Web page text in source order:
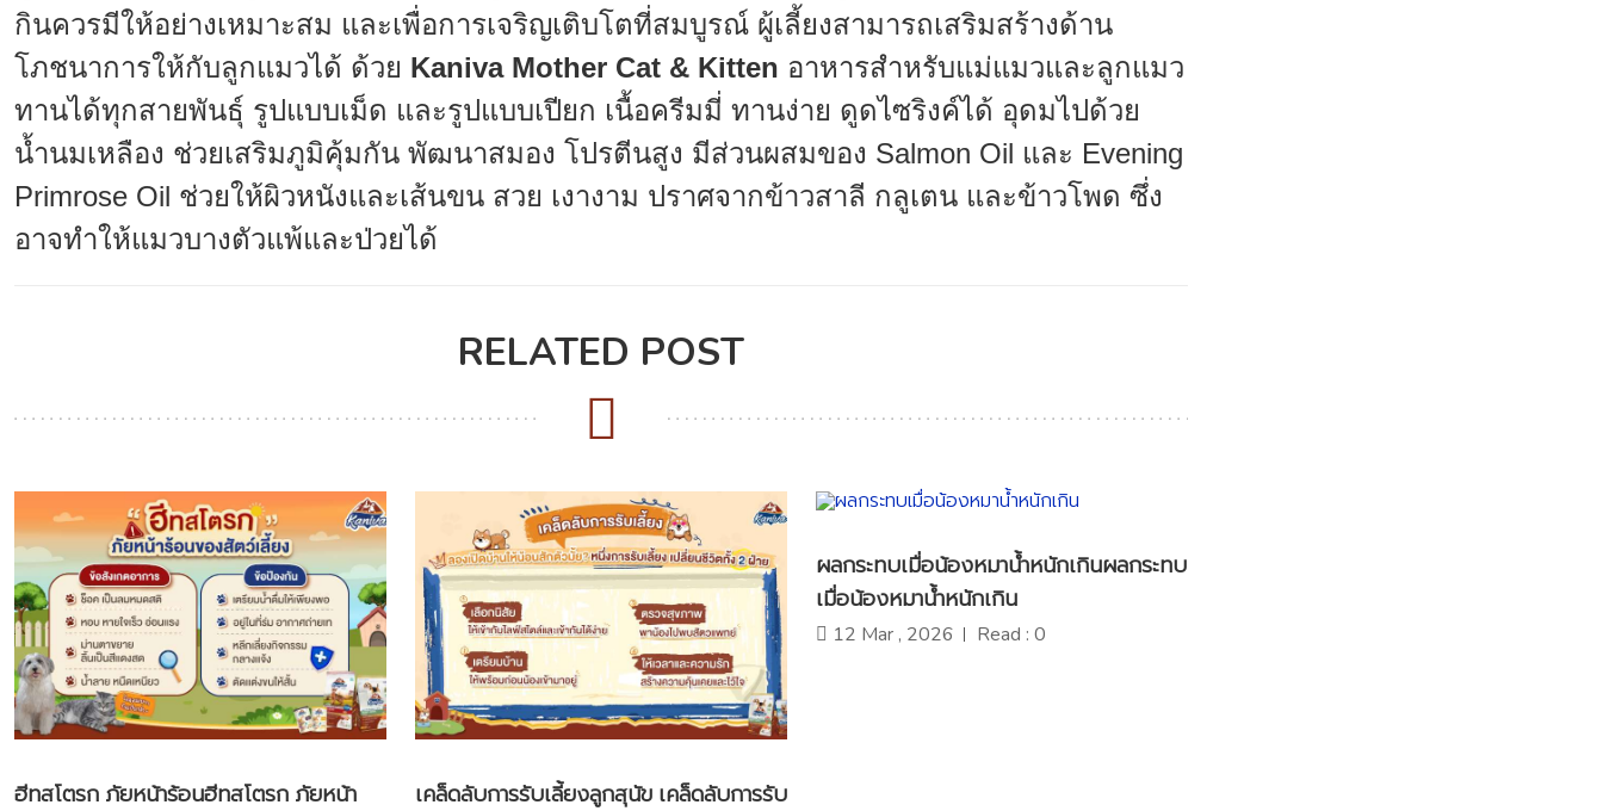
กินควรมีให้อย่างเหมาะสม และเพื่อการเจริญเติบโตที่สมบูรณ์ ผู้เลี้ยงสามารถเสริมสร้างด้าน
โภชนาการให้กับลูกแมวได้ ด้วย Kaniva Mother Cat & Kitten อาหารสำหรับแม่แมวและลูกแมว
ทานได้ทุกสายพันธุ์ รูปแบบเม็ด และรูปแบบเปียก เนื้อครีมมี่ ทานง่าย ดูดไซริงค์ได้ อุดมไปด้วย
น้ำนมเหลือง ช่วยเสริมภูมิคุ้มกัน พัฒนาสมอง โปรตีนสูง มีส่วนผสมของ Salmon Oil และ Evening
Primrose Oil ช่วยให้ผิวหนังและเส้นขน สวย เงางาม ปราศจากข้าวสาลี กลูเตน และข้าวโพด ซึ่ง
อาจทำให้แมวบางตัวแพ้และป่วยได้
RELATED POST
ฮีทสโตรก ภัยหน้าร้อนฮีทสโตรก ภัยหน้า
เคล็ดลับการรับเลี้ยงลูกสุนัข เคล็ดลับการรับ
ผลกระทบเมื่อน้องหมาน้ำหนักเกินผลกระทบ
เมื่อน้องหมาน้ำหนักเกิน
12 Mar , 2026 Read : 0